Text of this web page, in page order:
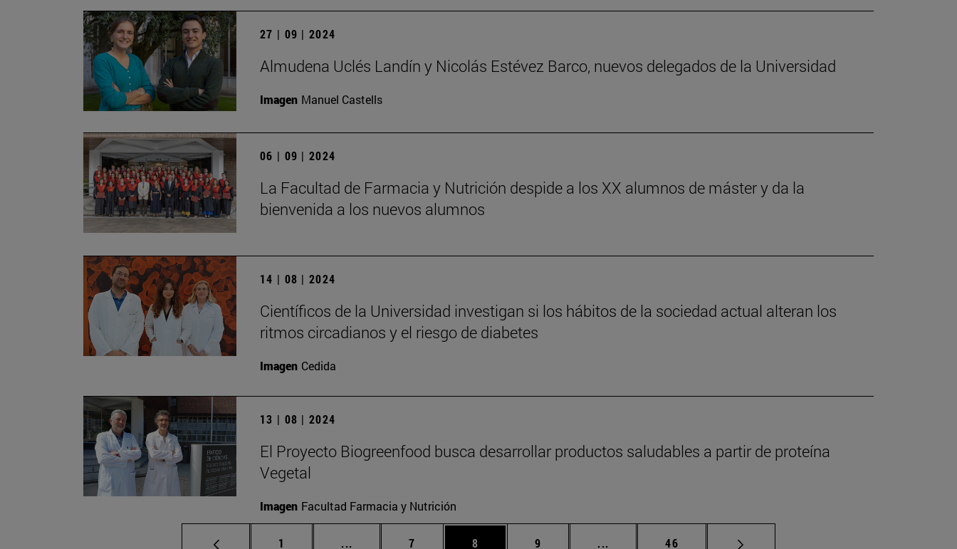
27 | 09 | 2024
Almudena Uclés Landín y Nicolás Estévez Barco, nuevos delegados de la Universidad
Imagen Manuel Castells
06 | 09 | 2024
La Facultad de Farmacia y Nutrición despide a los XX alumnos de máster y da la
bienvenida a los nuevos alumnos
14 | 08 | 2024
Científicos de la Universidad investigan si los hábitos de la sociedad actual alteran los
ritmos circadianos y el riesgo de diabetes
Imagen Cedida
13 | 08 | 2024
El Proyecto Biogreenfood busca desarrollar productos saludables a partir de proteína
Vegetal
Imagen Facultad Farmacia y Nutrición
Página
1 ... Páginas intermedias Use TAB para desplazarse.
Página
7 Página
8 Página
9 ... Páginas intermedias Use TAB para desplazarse.
Página
46